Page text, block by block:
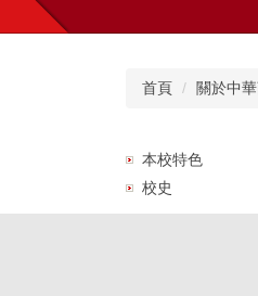
首頁 關於中
本校特色
校史